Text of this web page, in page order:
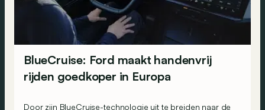
BlueCruise: Ford maakt handenvrij
rijden goedkoper in Europa
Door zijn BlueCruise-technologie uit te breiden naar de